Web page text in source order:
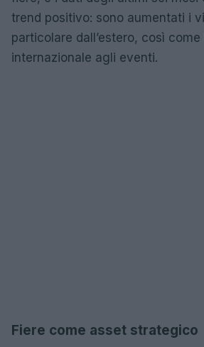
trend positivo: sono aumentati i
particolare dall’estero, così
internazionale agli eventi.
Fiere come asset strategico